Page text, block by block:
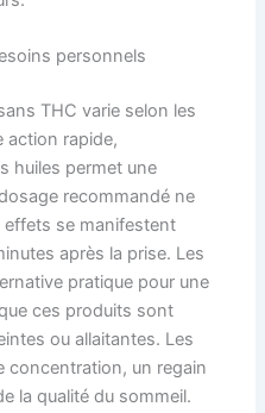
personnels
THC varie selon les
action rapide,
huiles permet une
recommandé ne
se manifestent
après la prise. Les
pratique pour une
ces produits sont
ou allaitantes. Les
concentration, un regain
la qualité du sommeil.